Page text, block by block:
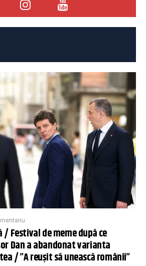
/ Festival de meme după ce
Dan a abandonat varianta
/ ”A reușit să unească românii”